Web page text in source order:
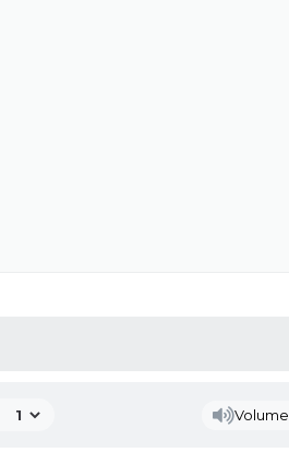
Volume